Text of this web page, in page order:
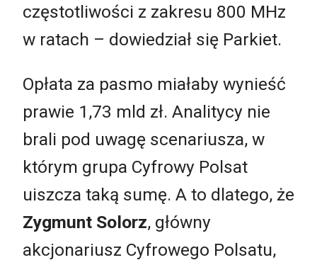
częstotliwości z zakresu 800 MHz
w ratach – dowiedział się Parkiet.
Opłata za pasmo miałaby wynieść
prawie 1,73 mld zł. Analitycy nie
brali pod uwagę scenariusza, w
którym grupa Cyfrowy Polsat
uiszcza taką sumę. A to dlatego, że
Zygmunt Solorz, główny
akcjonariusz Cyfrowego Polsatu,